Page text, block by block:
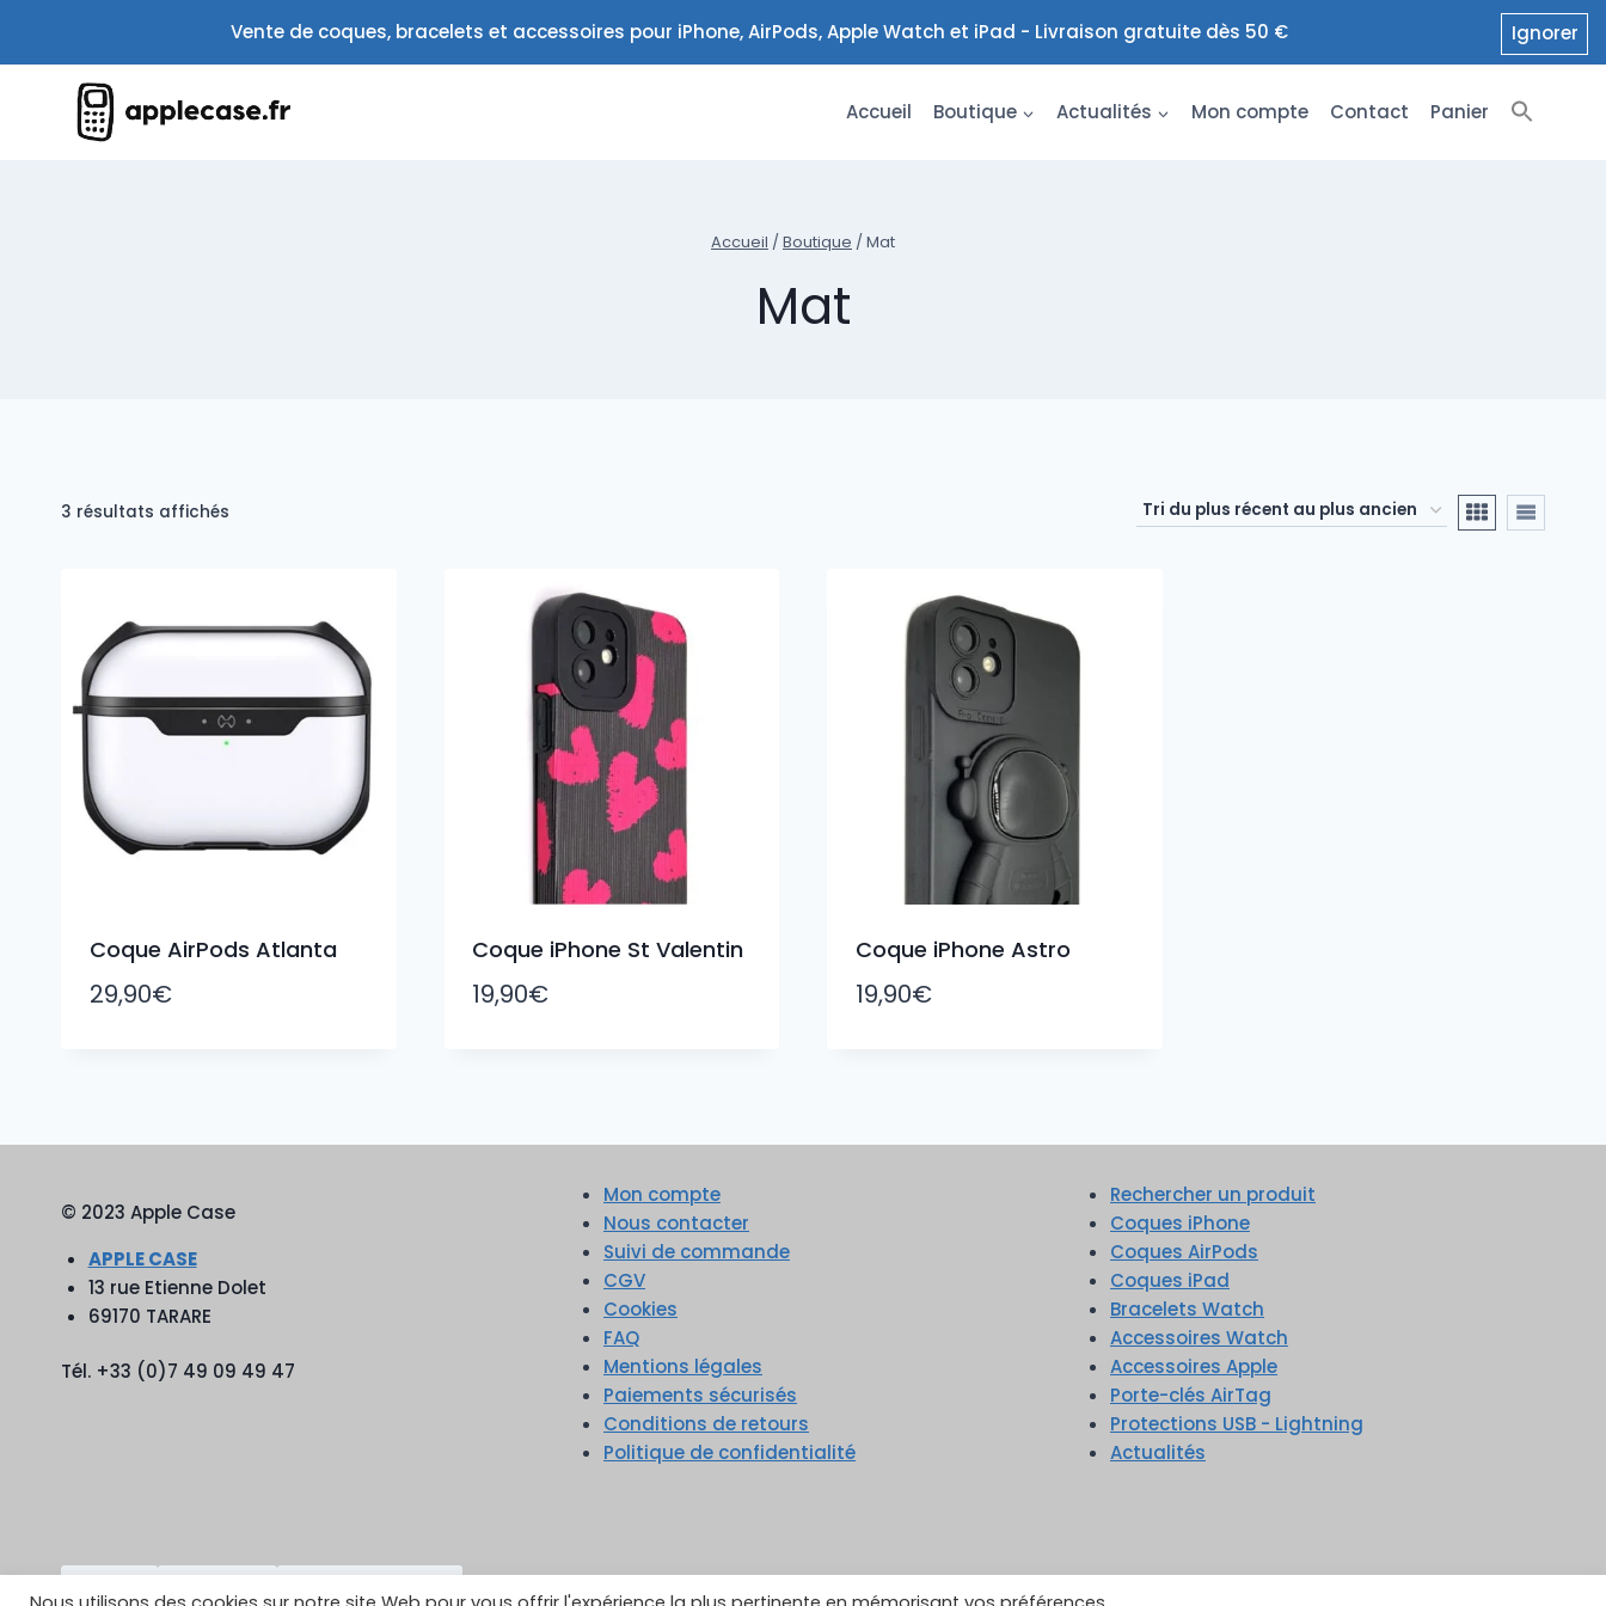
contenu
Vente de coques, bracelets et accessoires pour iPhone, AirPods, Apple Watch et iPad - Livraison gratuite dès 50 € Ignorer
Accueil Boutique Actualités Mon compte Contact Panier
Accueil / Boutique / Mat
Mat
3 résultats affichés
ancien
Coque AirPods Atlanta
29,90€
Coque iPhone St Valentin
19,90€
Coque iPhone Astro
19,90€
© 2023 Apple Case
APPLE CASE
13 rue Etienne Dolet
69170 TARARE
Tél. +33 (0)7 49 09 49 47
Mon compte
Nous contacter
Suivi de commande
CGV
Cookies
FAQ
Mentions légales
Paiements sécurisés
Conditions de retours
Politique de confidentialité
Rechercher un produit
Coques iPhone
Coques AirPods
Coques iPad
Bracelets Watch
Accessoires Watch
Accessoires Apple
Porte-clés AirTag
Protections USB - Lightning
Actualités
TikTok YouTube Google Reviews